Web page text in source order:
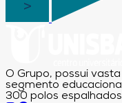
O Grupo, possui
segmento
300 polos